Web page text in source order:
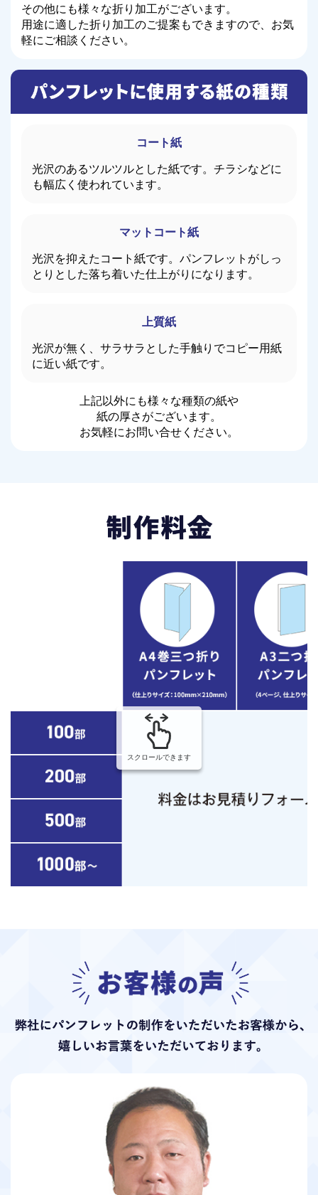
その他にも様々な折り加工がございます。
用途に適した折り加工のご提案もできますので、お気
軽にご相談ください。
コート紙
光沢のあるツルツルとした紙です。チラシなどに
も幅広く使われています。
マットコート紙
光沢を抑えたコート紙です。パンフレットがしっ
とりとした落ち着いた仕上がりになります。
上質紙
光沢が無く、サラサラとした手触りでコピー用紙
に近い紙です。
上記以外にも様々な種類の紙や
紙の厚さがございます。
お気軽にお問い合せください。
スクロールできます